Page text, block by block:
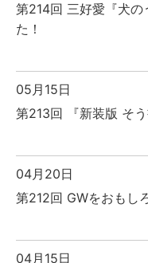
第214回 三好愛『犬の
た！
05月15日
第213回 『新装版 そ
04月20日
第212回 GWをおも
04月15日